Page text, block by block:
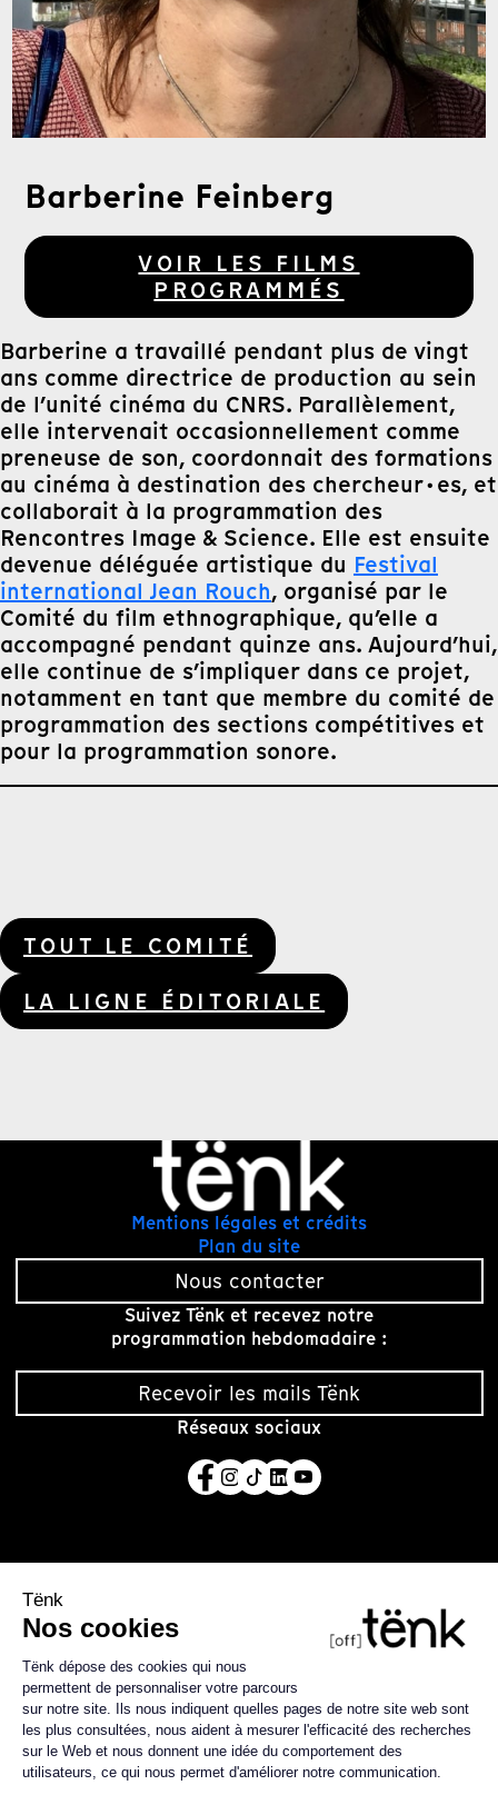
Barberine Feinberg
VOIR LES FILMS
PROGRAMMÉS
Barberine a travaillé pendant plus de vingt
ans comme directrice de production au sein
de l’unité cinéma du CNRS. Parallèlement,
elle intervenait occasionnellement comme
preneuse de son, coordonnait des formations
au cinéma à destination des chercheur·es, et
collaborait à la programmation des
Rencontres Image & Science. Elle est ensuite
devenue déléguée artistique du Festival
international Jean Rouch, organisé par le
Comité du film ethnographique, qu’elle a
accompagné pendant quinze ans. Aujourd’hui,
elle continue de s’impliquer dans ce projet,
notamment en tant que membre du comité de
programmation des sections compétitives et
pour la programmation sonore.
TOUT LE COMITÉ
LA LIGNE ÉDITORIALE
Mentions légales et crédits
Plan du site
Nous contacter
Suivez Tënk et recevez notre
programmation hebdomadaire :
Recevoir les mails Tënk
Réseaux sociaux